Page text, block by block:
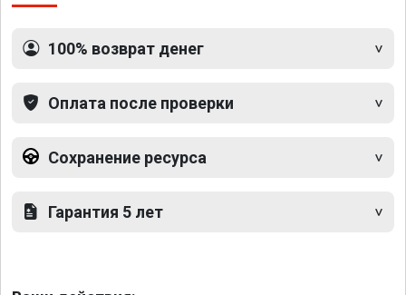
100% возврат денег
Оплата после проверки
Сохранение ресурса
Гарантия 5 лет